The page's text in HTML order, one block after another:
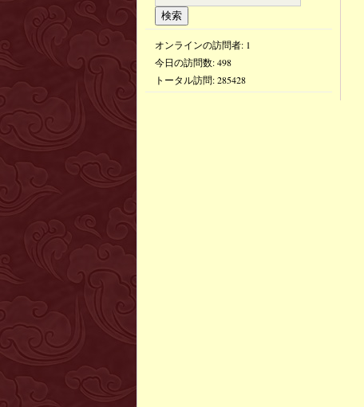
オンラインの訪問者: 1
今日の訪問数:498
トータル訪問:285428